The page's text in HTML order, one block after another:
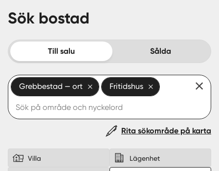
Sälja
Köpa
Start
Logga in
Sök bostad
Till salu Sålda
Grebbestad — ort Fritidshus
Rita sökområde på karta
Villa Lägenhet